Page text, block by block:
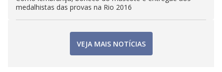
medalhistas das provas na Rio 2016
VEJA MAIS NOTÍCIAS